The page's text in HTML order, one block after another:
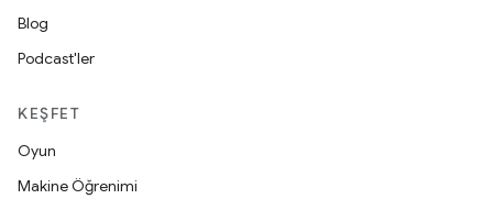
Blog
Podcast'ler
KEŞFET
Oyun
Makine Öğrenimi